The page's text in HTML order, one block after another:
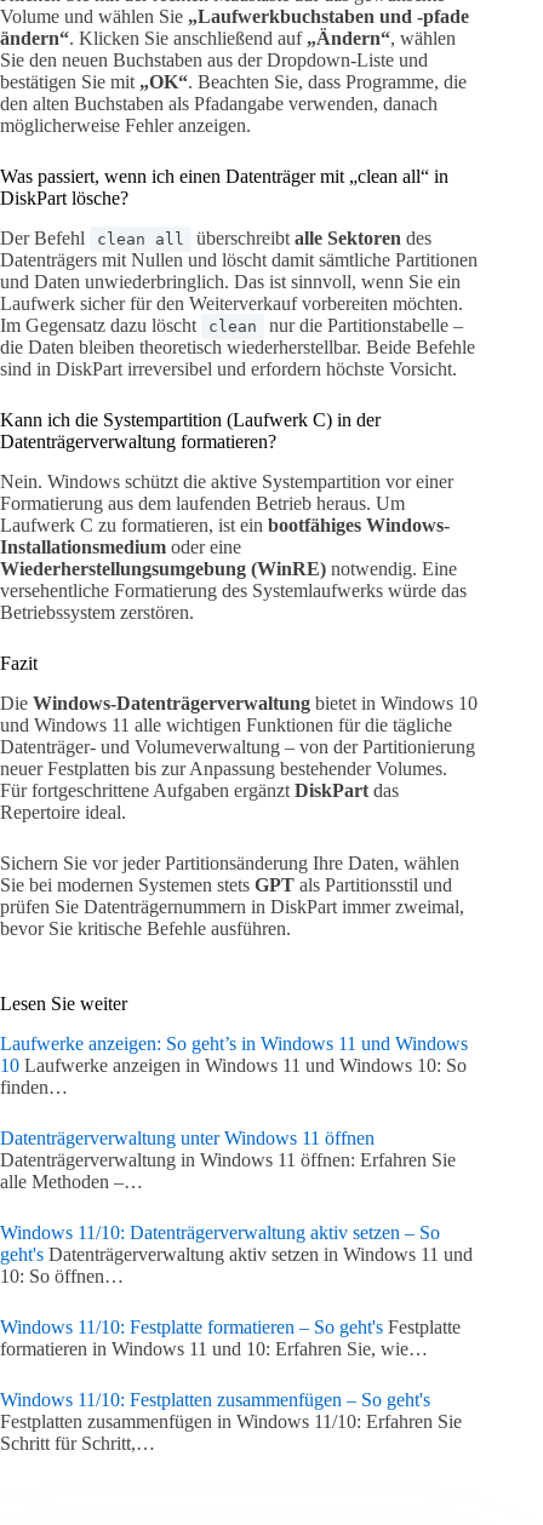
Volume und wählen Sie „Laufwerkbuchstaben und -pfade
ändern“. Klicken Sie anschließend auf „Ändern“, wählen
Sie den neuen Buchstaben aus der Dropdown-Liste und
bestätigen Sie mit „OK“. Beachten Sie, dass Programme, die
den alten Buchstaben als Pfadangabe verwenden, danach
möglicherweise Fehler anzeigen.
Was passiert, wenn ich einen Datenträger mit „clean all“ in
DiskPart lösche?
Der Befehl
clean all überschreibt alle Sektoren des
Datenträgers mit Nullen und löscht damit sämtliche Partitionen
und Daten unwiederbringlich. Das ist sinnvoll, wenn Sie ein
Laufwerk sicher für den Weiterverkauf vorbereiten möchten.
Im Gegensatz dazu löscht
clean
nur die Partitionstabelle –
die Daten bleiben theoretisch wiederherstellbar. Beide Befehle
sind in DiskPart irreversibel und erfordern höchste Vorsicht.
Kann ich die Systempartition (Laufwerk C) in der
Datenträgerverwaltung formatieren?
Nein. Windows schützt die aktive Systempartition vor einer
Formatierung aus dem laufenden Betrieb heraus. Um
Laufwerk C zu formatieren, ist ein bootfähiges Windows-
Installationsmedium oder eine
Wiederherstellungsumgebung (WinRE) notwendig. Eine
versehentliche Formatierung des Systemlaufwerks würde das
Betriebssystem zerstören.
Fazit
Die Windows-Datenträgerverwaltung bietet in Windows 10
und Windows 11 alle wichtigen Funktionen für die tägliche
Datenträger- und Volumeverwaltung – von der Partitionierung
neuer Festplatten bis zur Anpassung bestehender Volumes.
Für fortgeschrittene Aufgaben ergänzt DiskPart das
Repertoire ideal.
Sichern Sie vor jeder Partitionsänderung Ihre Daten, wählen
Sie bei modernen Systemen stets GPT als Partitionsstil und
prüfen Sie Datenträgernummern in DiskPart immer zweimal,
bevor Sie kritische Befehle ausführen.
Lesen Sie weiter
Laufwerke anzeigen: So geht’s in Windows 11 und Windows
10 Laufwerke anzeigen in Windows 11 und Windows 10: So
finden…
Datenträgerverwaltung unter Windows 11 öffnen
Datenträgerverwaltung in Windows 11 öffnen: Erfahren Sie
alle Methoden –…
Windows 11/10: Datenträgerverwaltung aktiv setzen – So
geht's Datenträgerverwaltung aktiv setzen in Windows 11 und
10: So öffnen…
Windows 11/10: Festplatte formatieren – So geht's Festplatte
formatieren in Windows 11 und 10: Erfahren Sie, wie…
Windows 11/10: Festplatten zusammenfügen – So geht's
Festplatten zusammenfügen in Windows 11/10: Erfahren Sie
Schritt für Schritt,…